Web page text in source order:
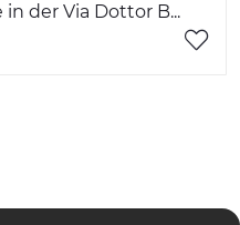
der Via Dottor B...